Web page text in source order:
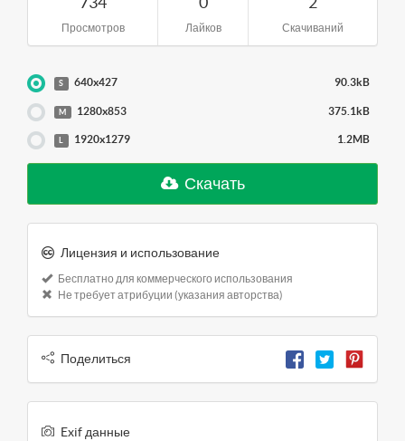
Просмотров Лайков Скачиваний
S 640x427 90.3kB
M 1280x853 375.1kB
L 1920x1279 1.2MB
Скачать
Лицензия и использование
Бесплатно для коммерческого использования
Не требует атрибуции (указания авторства)
Поделиться
Exif данные